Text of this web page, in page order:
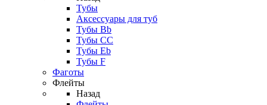
Тубы
Аксессуары для туб
Тубы Bb
Тубы CC
Тубы Eb
Тубы F
Фаготы
Флейты
Назад